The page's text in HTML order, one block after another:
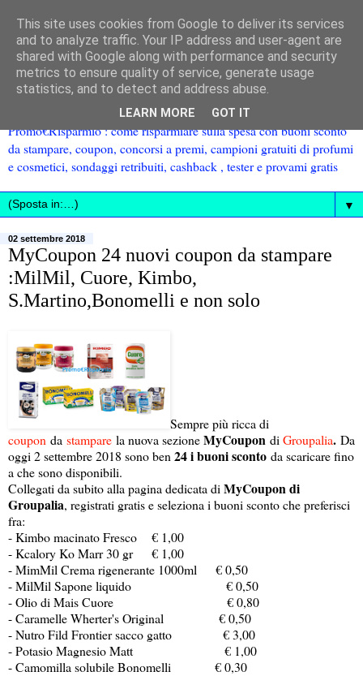
Promo€Risparmio : come risparmiare sulla spesa con buoni sconto
da stampare, coupon, concorsi a premi, campioni gratuiti di profumi
e cosmetici, sondaggi retribuiti, cashback , tester e provami gratis
▼
02 settembre 2018
MyCoupon 24 nuovi coupon da stampare
:MilMil, Cuore, Kimbo,
S.Martino,Bonomelli e non solo
Sempre più ricca di
coupon da stampare la nuova sezioneMyCoupon di Groupalia. Da
oggi 2 settembre 2018 sono ben 24 i buoni sconto da scaricare fino
a che sono disponibili.
Collegati da subito alla pagina dedicata di MyCoupon di
Groupalia, registrati gratis e seleziona i buoni sconto che preferisci
fra:
- Kimbo macinato Fresco € 1,00
- Kcalory Ko Marr 30 gr € 1,00
- MimMil Crema rigenerante 1000ml € 0,50
- MilMil Sapone liquido € 0,50
- Olio di Mais Cuore € 0,80
- Caramelle Wherter's Original € 0,50
- Nutro Fild Frontier sacco gatto € 3,00
- Potasio Magnesio Matt € 1,00
- Camomilla solubile Bonomelli € 0,30
This site uses cookies from Google to deliver its services
and to analyze traffic. Your IP address and user-agent are
shared with Google along with performance and security
metrics to ensure quality of service, generate usage
statistics, and to detect and address abuse.
LEARN MORE GOT IT